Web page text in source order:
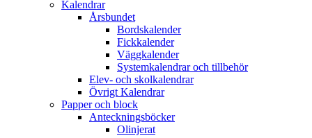
Kalendrar
Årsbundet
Bordskalender
Fickkalender
Väggkalender
Systemkalendrar och tillbehör
Elev- och skolkalendrar
Övrigt Kalendrar
Papper och block
Anteckningsböcker
Olinjerat